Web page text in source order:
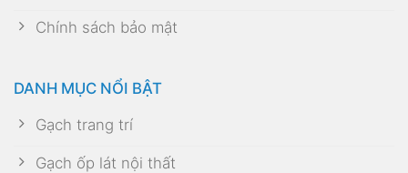
Chính sách bảo mật
DANH MỤC NỔI BẬT
Gạch trang trí
Gạch ốp lát nội thất